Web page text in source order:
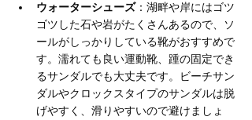
ウォーターシューズ：湖畔や岸にはゴツ
ゴツした石や岩がたくさんあるので、ソ
ールがしっかりしている靴がおすすめで
す。濡れても良い運動靴、踵の固定でき
るサンダルでも大丈夫です。ビーチサン
ダルやクロックスタイプのサンダルは脱
げやすく、滑りやすいので避けましょ